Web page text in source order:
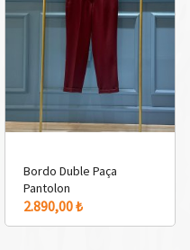
Bordo Duble Paça
Pantolon
2.890,00 ₺